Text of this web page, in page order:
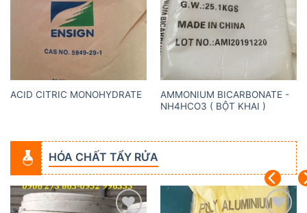
ACID CITRIC MONOHYDRATE
AMMONIUM BICARBONATE -
NH4HCO3 ( BỘT KHAI )
HÓA CHẤT TẨY RỬA